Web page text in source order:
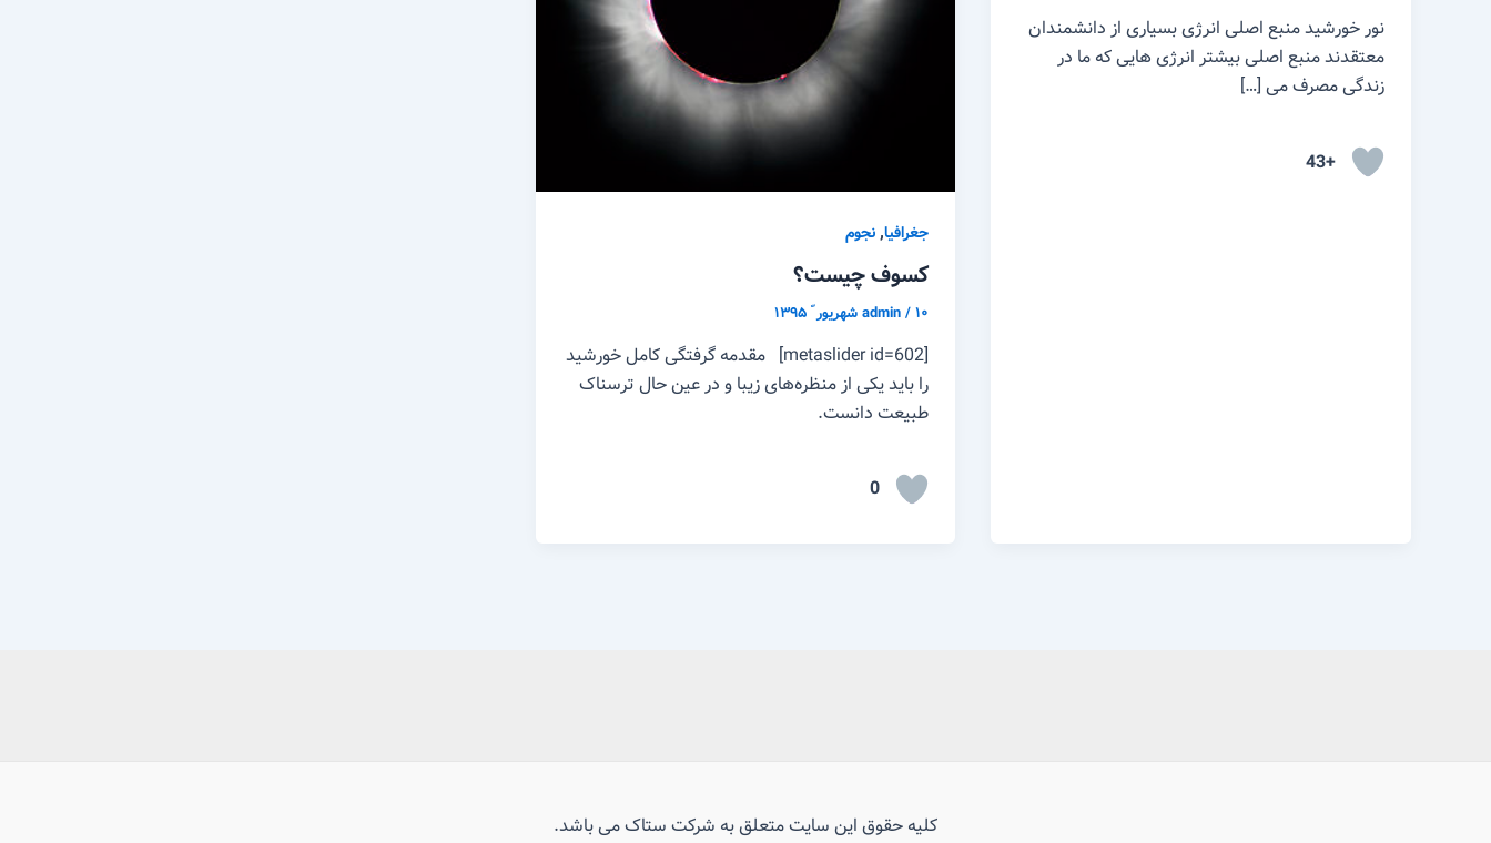
نور خورشید منبع اصلی انرژی بسیاری از دانشمندان
معتقدند منبع اصلی بیشتر انرژی هایی که ما در
زندگی مصرف می […]
+43
جغرافیا,نجوم
کسوف چیست؟
admin/۱۰ شهریور ّ ۱۳۹۵
[metaslider id=602] مقدمه گرفتگی کامل خورشید
را باید یکی از منظره‌های زیبا و در عین حال ترسناک
طبیعت دانست.
0
کلیه حقوق این سایت متعلق به شرکت ستاک می باشد.